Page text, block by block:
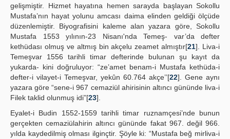
gelişmiştir. Hizmet hayatına hemen sarayda başlayan Sokollu
Mustafa’nın hayat yolunu amcası daima elinden geldiği ölçüde
düzenlemiştir. Biyografisini kaleme alan yazara göre, Sokollu
Mustafa 1553 yılının-23 Nisanı'nda Temeş- var’da defter
kethüdası olmuş ve altmış bin akçelu zeamet almıştır[21]. Liva-i
Temeşvar 1556 tarihli timar defterinde bulunan şu kayıt da
yukarda- kini doğruluyor: “ze’amet benam-i Mustafa kethüda-i
defter-i vilayet-i Temeşvar, yekûn 60.764 akçe’’[22]. Gene aynı
yazara göre “sene-i 967 cemaziül ahirisinin altıncı gününde liva-i
Filek taklid olunmuş idi”[23].
Eyalet-i Budin 1552-1559 tarihli timar ruznamçesi’nde bunun
gerçekten cemaziülahirin altıncı gününde fakat 967. değil 966.
yılda kaydedilmiş olması ilginçtir. Şöyle ki: “Mustafa beğ mirliva-i